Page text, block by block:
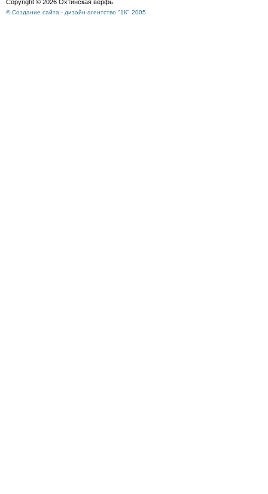
Copyright © 2026 Охтинская верфь
© Создание сайта - дизайн-агентство "1К" 2005